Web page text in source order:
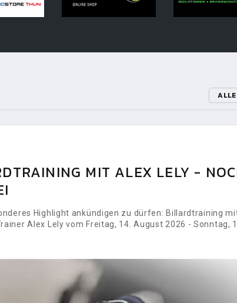
MIT ALEX LELY -
Highlight ankündigen zu dürfen: Billardtraining
Alex Lely vom Freitag, 14. August 2026 - Sonntag,